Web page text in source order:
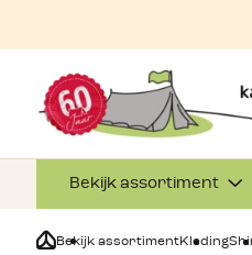
Bekijk assortiment
Bekijk assortimentKleding